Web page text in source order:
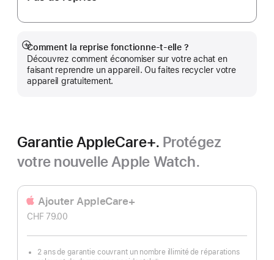
Comment la reprise fonctionne-t-elle ?
Découvrez comment économiser sur votre achat en
faisant reprendre un appareil. Ou faites recycler votre
appareil gratuitement.
Afficher
plus
Garantie AppleCare+. Protégez
votre nouvelle Apple Watch.
Ajouter AppleCare+
CHF 79.00
2 ans de garantie couvrant un nombre illimité de réparations